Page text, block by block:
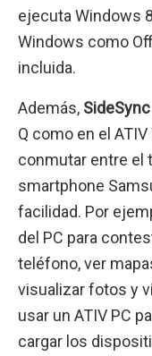
ejecuta Windows
Windows como
incluida.
Además, SideSync
Q como en el
conmutar entre el
smartphone
facilidad. Por
del PC para
teléfono, ver
visualizar fotos y
usar un ATIV PC
cargar los